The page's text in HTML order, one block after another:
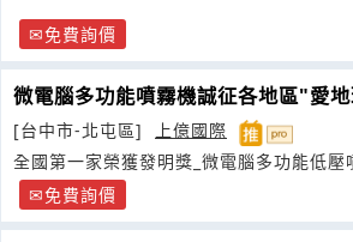
免費詢價
微電腦多功能噴霧機誠征各地區"愛
[台中市-北屯區]
上億國際
全國第一家榮獲發明獎_微電腦多功能低壓
機、免費詢價